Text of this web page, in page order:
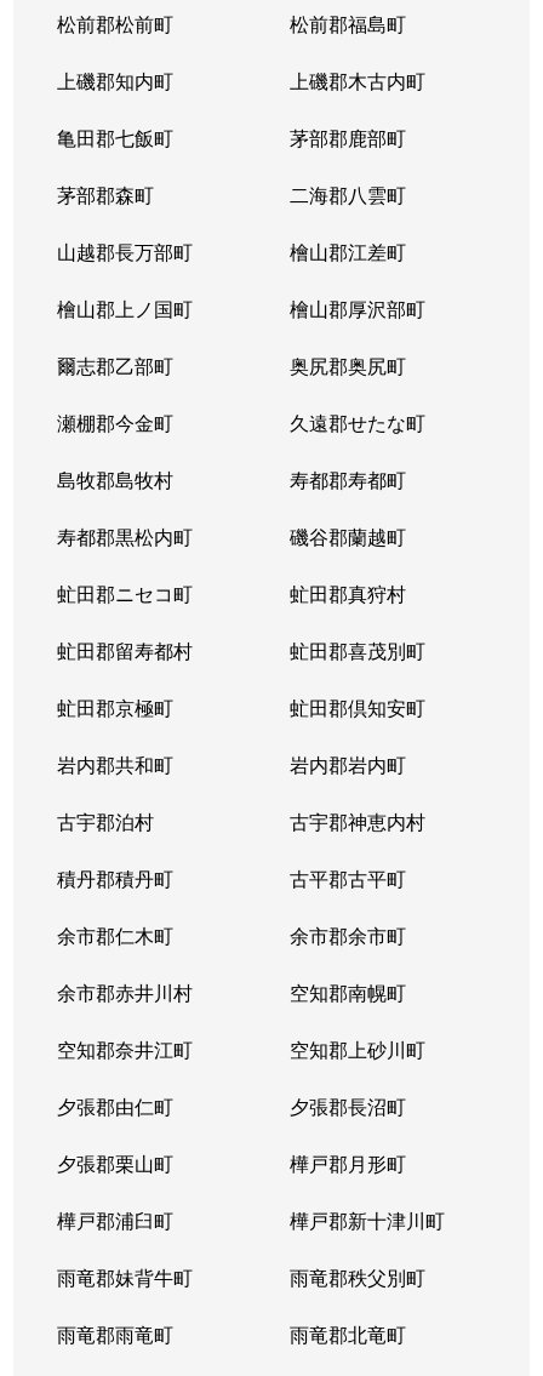
本町２条
環状通東
松前郡松前町 松前郡福島町
上磯郡知内町 上磯郡木古内町
亀田郡七飯町 茅部郡鹿部町
茅部郡森町 二海郡八雲町
山越郡長万部町 檜山郡江差町
檜山郡上ノ国町 檜山郡厚沢部町
爾志郡乙部町 奥尻郡奥尻町
瀬棚郡今金町 久遠郡せたな町
島牧郡島牧村 寿都郡寿都町
寿都郡黒松内町 磯谷郡蘭越町
虻田郡ニセコ町 虻田郡真狩村
虻田郡留寿都村 虻田郡喜茂別町
虻田郡京極町 虻田郡倶知安町
岩内郡共和町 岩内郡岩内町
古宇郡泊村 古宇郡神恵内村
積丹郡積丹町 古平郡古平町
余市郡仁木町 余市郡余市町
余市郡赤井川村 空知郡南幌町
空知郡奈井江町 空知郡上砂川町
夕張郡由仁町 夕張郡長沼町
夕張郡栗山町 樺戸郡月形町
樺戸郡浦臼町 樺戸郡新十津川町
雨竜郡妹背牛町 雨竜郡秩父別町
雨竜郡雨竜町 雨竜郡北竜町